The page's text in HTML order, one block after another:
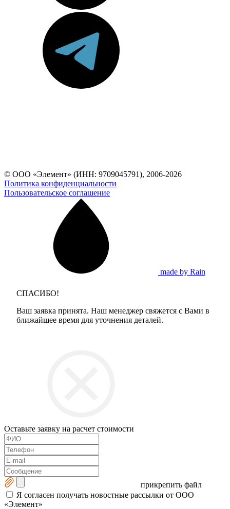
© ООО «Элемент» (ИНН: 9709045791), 2006-2026
Политика конфиденциальности
Пользовательское соглашение
made by Rain
СПАСИБО!
Ваш заявка принята. Наш менеджер свяжется с Вами в
ближайшее время для уточнения деталей.
Оставьте заявку на расчет стоимости
прикрепить файл
Я согласен получать новостные рассылки от ООО
«Элемент»